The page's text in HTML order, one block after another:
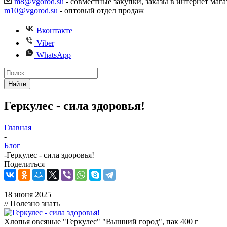
m10@vgorod.su - оптовый отдел продаж
Вконтакте
Viber
WhatsApp
Найти
Геркулес - сила здоровья!
Главная
-
Блог
-Геркулес - сила здоровья!
Поделиться
18 июня 2025
// Полезно знать
Хлопья овсяные "Геркулес" "Вышний город", пак 400 г